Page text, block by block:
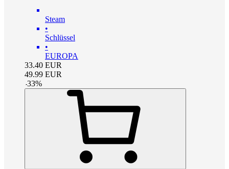
Steam
•
Schlüssel
•
EUROPA
33.40 EUR
49.99 EUR
-33%